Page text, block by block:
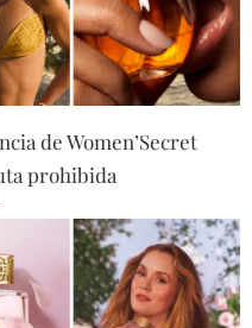
de Women’Secret
prohibida